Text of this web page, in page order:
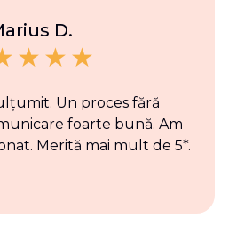
D.
Un proces fără
foarte bună. Am
Merită mai mult de 5*.